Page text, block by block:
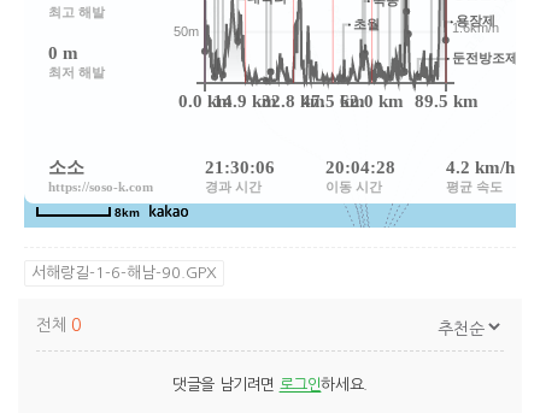
서해랑길-1-6-해남-90.GPX
전체 0
댓글을 남기려면 로그인하세요.